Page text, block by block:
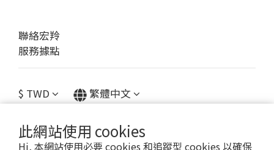
此網站使用 cookies
Hi, 本網站使用必要 cookies 和追蹤型 cookies 以確保
聯絡宏羚
服務據點
$ TWD 繁體中文